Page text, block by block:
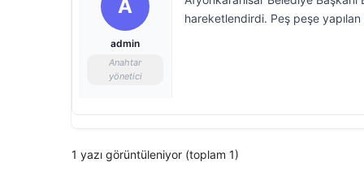
A
admin
Anahtar
yönetici
hareketlendirdi. Peş peşe
1 yazı görüntüleniyor (toplam 1)